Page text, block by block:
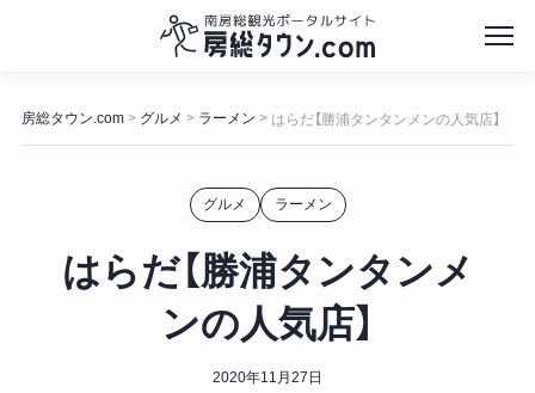
ン
テ
房総タウン.com> グルメ > ラーメン > はらだ【勝浦タンタンメンの人気店】
グルメ ラーメン
はらだ【勝浦タンタンメ
ンの人気店】
2020年11月27日